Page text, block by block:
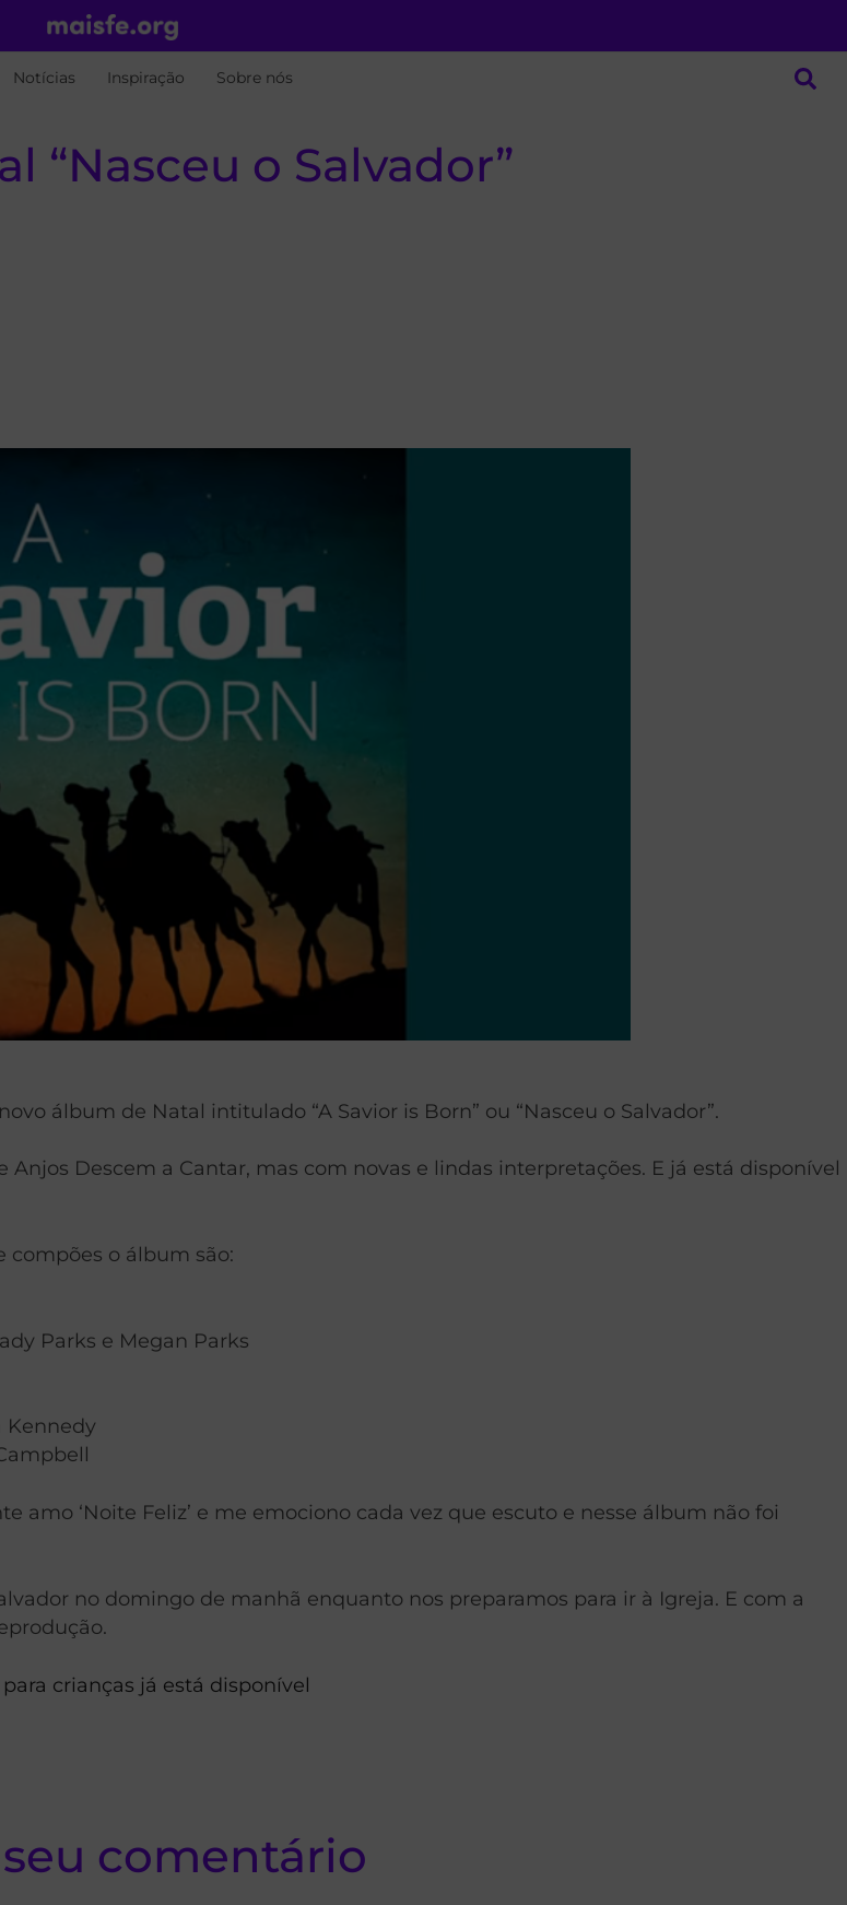
Notícias Inspiração Sobre nós
“Nasceu o Salvador”
álbum de Natal intitulado “A Savior is Born” ou “Nasceu o Salvador”.
Descem a Cantar, mas com novas e lindas interpretações. E já está disponível
compões o álbum são:
Parks e Megan Parks
Kennedy
amo ‘Noite Feliz’ e me emociono cada vez que escuto e nesse álbum não foi
no domingo de manhã enquanto nos preparamos para ir à Igreja. E com a
crianças já está disponível
comentário